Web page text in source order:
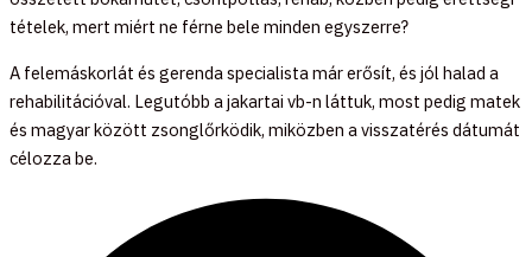
tételek, mert miért ne férne bele minden egyszerre?
A felemáskorlát és gerenda specialista már erősít, és jól halad a
rehabilitációval. Legutóbb a jakartai vb-n láttuk, most pedig matek
és magyar között zsonglőrködik, miközben a visszatérés dátumát
célozza be.